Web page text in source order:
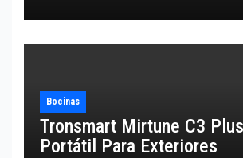
Bocinas
Tronsmart Mirtune C3
Portátil Para Exteriores